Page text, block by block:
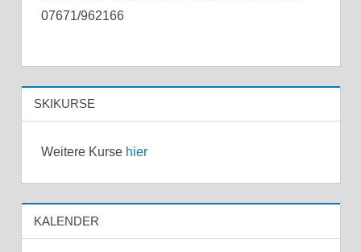
07671/962166
SKIKURSE
Weitere Kurse hier
KALENDER